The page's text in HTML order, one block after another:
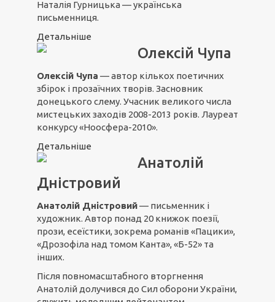
Наталія Гурницька — українська
письменниця.
Детальніше
Олексій Чупа
Олексій Чупа — автор кількох поетичних
збірок і прозаїчних творів. Засновник
донецького слему. Учасник великого числа
мистецьких заходів 2008-2013 років. Лауреат
конкурсу «Ноосфера-2010».
Детальніше
Анатолій
Дністровий
Анатолій Дністровий— письменник і
художник. Автор понад 20 книжок поезії,
прози, есеїстики, зокрема романів «Пацики»,
«Дрозофіла над томом Канта», «Б-52» та
інших.
Після повномасштабного вторгнення
Анатолій долучився до Сил оборони України,